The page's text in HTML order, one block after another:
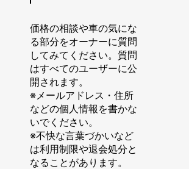
価格の相談や車の気にな
る部分をオーナーに質問
してみてください。質問
はすべてのユーザーに公
開されます。
※メールアドレス・住所
などの個人情報を書かな
いでください。
※不快な言葉づかいなど
は利用制限や退会処分と
なることがあります。